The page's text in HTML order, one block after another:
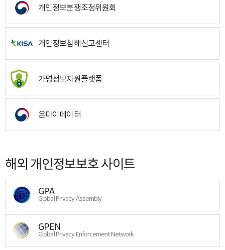
개인정보분쟁조정위원회
개인정보침해신고센터
가명정보지원플랫폼
온마이데이터
해외 개인정보보호 사이트
GPA
Global Privacy Assembly
GPEN
Global Privacy Enforcement Network